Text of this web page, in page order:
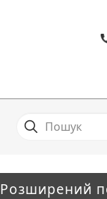
Розширений